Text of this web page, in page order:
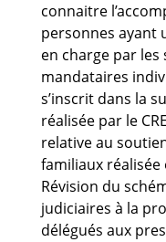
connaitre
personnes ayant
en charge par
mandataires
s’inscrit dans la
réalisée par le
relative au
familiaux réalisée
Révision du
judiciaires à la
délégués aux